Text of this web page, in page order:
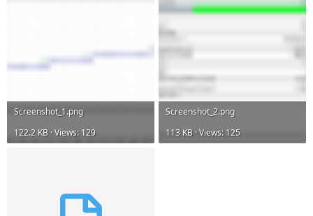
Screenshot_1.png
122.2 KB · Views: 129
Screenshot_2.png
113 KB · Views: 125